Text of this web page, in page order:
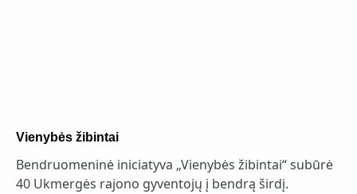
Vienybės žibintai
Bendruomeninė iniciatyva „Vienybės žibintai“ subūrė
40 Ukmergės rajono gyventojų į bendrą širdį.